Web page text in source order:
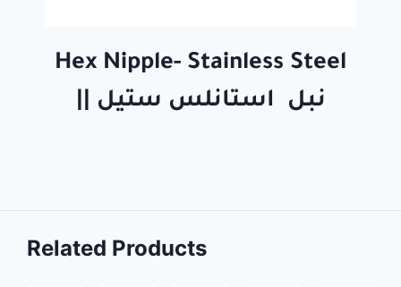
Hex Nipple- Stainless Steel
|| نبل استانلس ستيل
Related Products